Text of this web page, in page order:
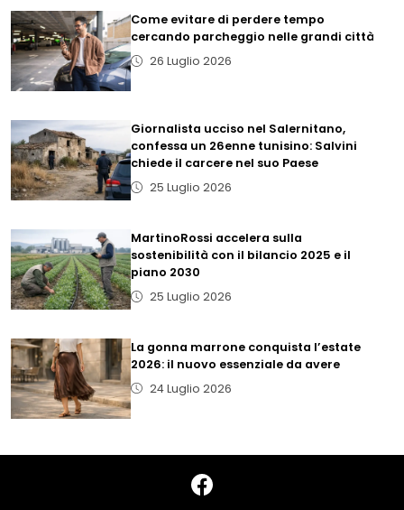
Come evitare di perdere tempo
cercando parcheggio nelle grandi città
26 Luglio 2026
Giornalista ucciso nel Salernitano,
confessa un 26enne tunisino: Salvini
chiede il carcere nel suo Paese
25 Luglio 2026
MartinoRossi accelera sulla
sostenibilità con il bilancio 2025 e il
piano 2030
25 Luglio 2026
La gonna marrone conquista l’estate
2026: il nuovo essenziale da avere
24 Luglio 2026